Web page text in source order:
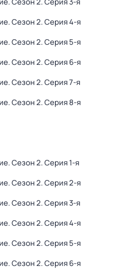
. Сезон 2. Серия 4-я
. Сезон 2. Серия 5-я
. Сезон 2. Серия 6-я
. Сезон 2. Серия 7-я
. Сезон 2. Серия 8-я
. Сезон 2. Серия 1-я
. Сезон 2. Серия 2-я
. Сезон 2. Серия 3-я
. Сезон 2. Серия 4-я
. Сезон 2. Серия 5-я
. Сезон 2. Серия 6-я